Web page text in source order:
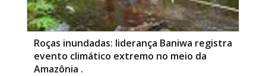
Roças inundadas: liderança Baniwa registra
evento climático extremo no meio da
Amazônia .